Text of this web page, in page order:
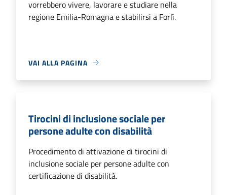
vorrebbero vivere, lavorare e studiare nella
regione Emilia-Romagna e stabilirsi a Forlì.
VAI ALLA PAGINA
Tirocini di inclusione sociale per
persone adulte con disabilità
Procedimento di attivazione di tirocini di
inclusione sociale per persone adulte con
certificazione di disabilità.